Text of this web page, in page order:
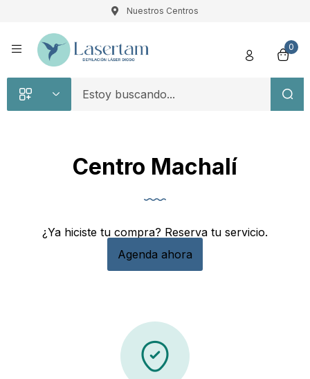
Nuestros Centros
0
Centro Machalí
¿Ya hiciste tu compra? Reserva tu servicio.
Agenda ahora
Registro
Recuérdame Contraseña perdida
¿Crear una cuenta?